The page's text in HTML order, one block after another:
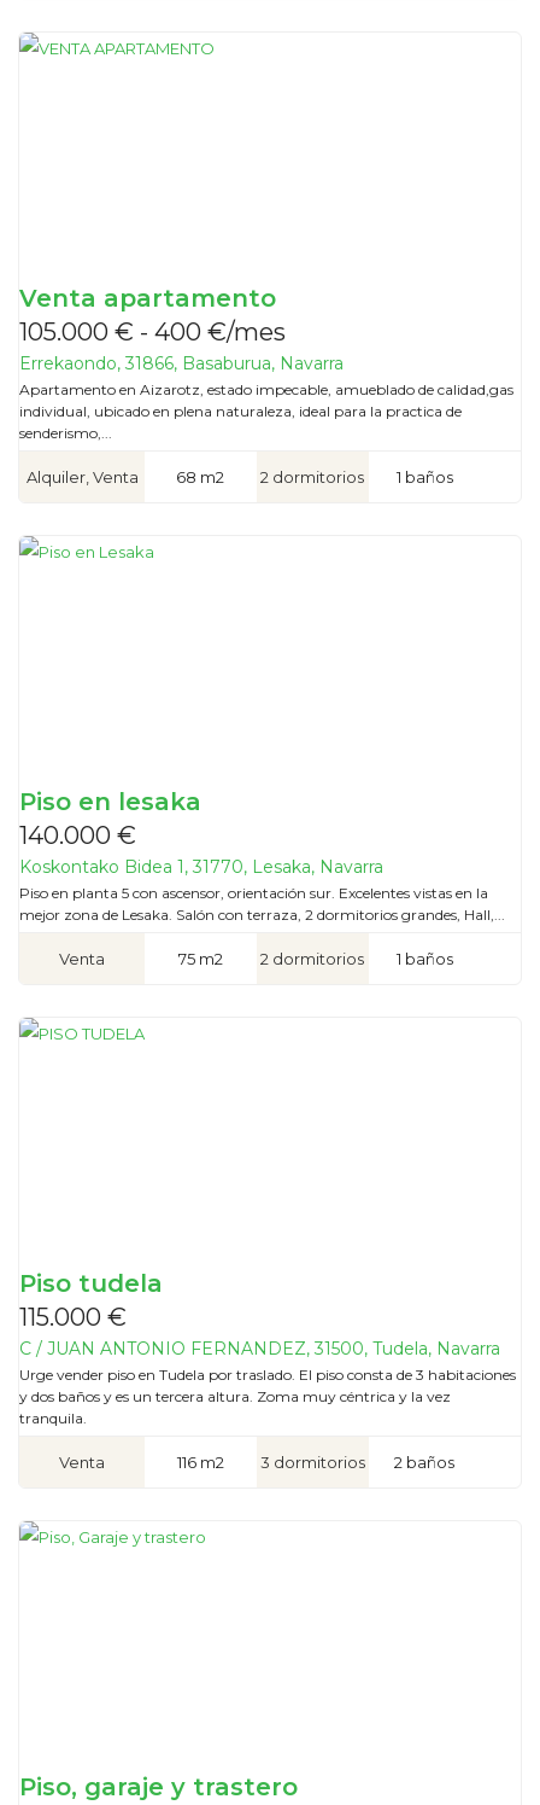
Venta apartamento
105.000 € - 400 €/mes
Errekaondo, 31866, Basaburua, Navarra
Apartamento en Aizarotz, estado impecable, amueblado de calidad,gas
individual, ubicado en plena naturaleza, ideal para la practica de
senderismo,...
Alquiler, Venta 68 m2 2 dormitorios 1 baños
Piso en lesaka
140.000 €
Koskontako Bidea 1, 31770, Lesaka, Navarra
Piso en planta 5 con ascensor, orientación sur. Excelentes vistas en la
mejor zona de Lesaka. Salón con terraza, 2 dormitorios grandes, Hall,...
Venta 75 m2 2 dormitorios 1 baños
Piso tudela
115.000 €
C / JUAN ANTONIO FERNANDEZ, 31500, Tudela, Navarra
Urge vender piso en Tudela por traslado. El piso consta de 3 habitaciones
y dos baños y es un tercera altura. Zoma muy céntrica y la vez
tranquila.
Venta 116 m2 3 dormitorios 2 baños
Piso, garaje y trastero